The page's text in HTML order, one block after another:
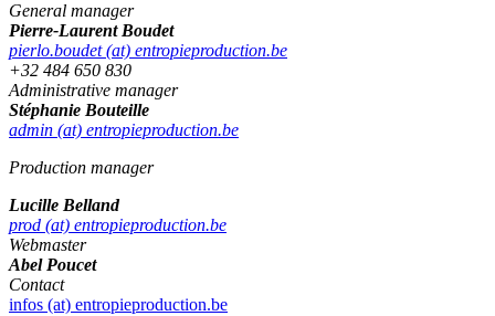
General manager
Pierre-Laurent Boudet
pierlo.boudet (at) entropieproduction.be
+32 484 650 830
Administrative manager
Stéphanie Bouteille
admin (at) entropieproduction.be
Production manager
Lucille Belland
prod (at) entropieproduction.be
Webmaster
Abel Poucet
Contact
infos (at) entropieproduction.be